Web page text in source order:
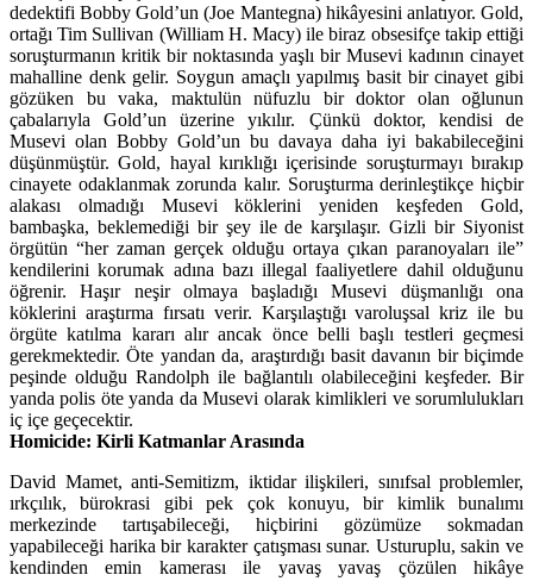
dedektifi Bobby Gold’un (Joe Mantegna) hikâyesini anlatıyor. Gold,
ortağı Tim Sullivan (William H. Macy) ile biraz obsesifçe takip ettiği
soruşturmanın kritik bir noktasında yaşlı bir Musevi kadının cinayet
mahalline denk gelir. Soygun amaçlı yapılmış basit bir cinayet gibi
gözüken bu vaka, maktulün nüfuzlu bir doktor olan oğlunun
çabalarıyla Gold’un üzerine yıkılır. Çünkü doktor, kendisi de
Musevi olan Bobby Gold’un bu davaya daha iyi bakabileceğini
düşünmüştür. Gold, hayal kırıklığı içerisinde soruşturmayı bırakıp
cinayete odaklanmak zorunda kalır. Soruşturma derinleştikçe hiçbir
alakası olmadığı Musevi köklerini yeniden keşfeden Gold,
bambaşka, beklemediği bir şey ile de karşılaşır. Gizli bir Siyonist
örgütün “her zaman gerçek olduğu ortaya çıkan paranoyaları ile”
kendilerini korumak adına bazı illegal faaliyetlere dahil olduğunu
öğrenir. Haşır neşir olmaya başladığı Musevi düşmanlığı ona
köklerini araştırma fırsatı verir. Karşılaştığı varoluşsal kriz ile bu
örgüte katılma kararı alır ancak önce belli başlı testleri geçmesi
gerekmektedir. Öte yandan da, araştırdığı basit davanın bir biçimde
peşinde olduğu Randolph ile bağlantılı olabileceğini keşfeder. Bir
yanda polis öte yanda da Musevi olarak kimlikleri ve sorumlulukları
iç içe geçecektir.
Homicide: Kirli Katmanlar Arasında
David Mamet, anti-Semitizm, iktidar ilişkileri, sınıfsal problemler,
ırkçılık, bürokrasi gibi pek çok konuyu, bir kimlik bunalımı
merkezinde tartışabileceği, hiçbirini gözümüze sokmadan
yapabileceği harika bir karakter çatışması sunar. Usturuplu, sakin ve
kendinden emin kamerası ile yavaş yavaş çözülen hikâye